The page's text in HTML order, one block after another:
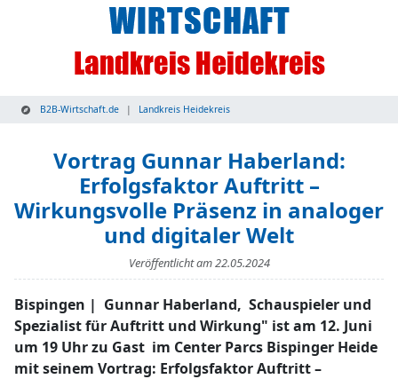
B2B-Wirtschaft.de Landkreis Heidekreis
Vortrag Gunnar Haberland:
Erfolgsfaktor Auftritt –
Wirkungsvolle Präsenz in analoger
und digitaler Welt
Veröffentlicht am22.05.2024
Bispingen | Gunnar Haberland, Schauspieler und
Spezialist für Auftritt und Wirkung" ist am 12. Juni
um 19 Uhr zu Gast im Center Parcs Bispinger Heide
mit seinem Vortrag: Erfolgsfaktor Auftritt –